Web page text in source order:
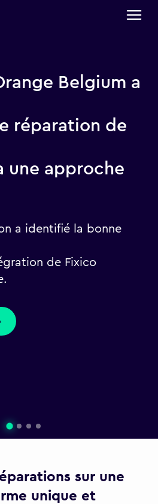
Belgium a
réparation de
une approche
a identifié la bonne
de Fixico
sur une
unique et